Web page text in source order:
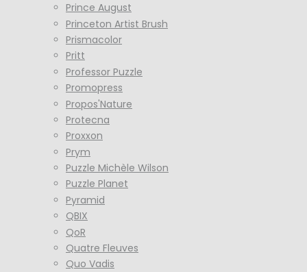
Prince August
Princeton Artist Brush
Prismacolor
Pritt
Professor Puzzle
Promopress
Propos'Nature
Protecna
Proxxon
Prym
Puzzle Michèle Wilson
Puzzle Planet
Pyramid
QBIX
QoR
Quatre Fleuves
Quo Vadis